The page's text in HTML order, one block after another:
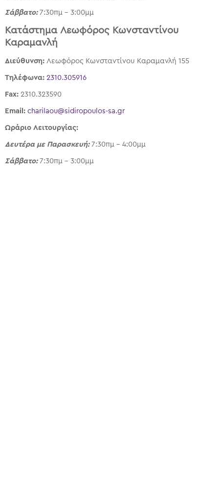
Σάββατο:7:30πμ – 3:00μμ
Κατάστημα Λεωφόρος Κωνσταντίνου
Καραμανλή
Διεύθυνση: Λεωφόρος Κωνσταντίνου Καραμανλή 155
Τηλέφωνα: 2310.305916
Fax: 2310.323590
Email: charilaou@sidiropoulos-sa.gr
Ωράριο Λειτουργίας:
Δευτέρα με Παρασκευή: 7:30πμ – 4:00μμ
Σάββατο:7:30πμ – 3:00μμ